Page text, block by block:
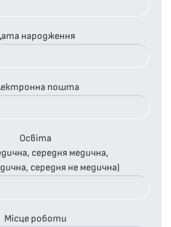
народження
пошта
Освіта
середня медична,
середня не медична)
Місце роботи